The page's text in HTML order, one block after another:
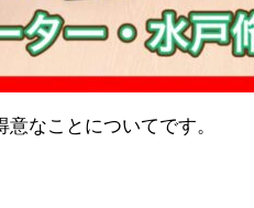
なことについてです。